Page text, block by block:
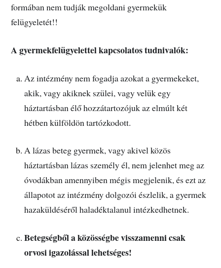
formában nem tudják megoldani gyermekük
felügyeletét!!
A gyermekfelügyelettel kapcsolatos tudnivalók:
Az intézmény nem fogadja azokat a gyermekeket,
akik, vagy akiknek szülei, vagy velük egy
háztartásban élő hozzátartozójuk az elmúlt két
hétben külföldön tartózkodott.
A lázas beteg gyermek, vagy akivel közös
háztartásban lázas személy él, nem jelenhet meg az
óvodákban amennyiben mégis megjelenik, és ezt az
állapotot az intézmény dolgozói észlelik, a gyermek
hazaküldéséről haladéktalanul intézkedhetnek.
Betegségből a közösségbe visszamenni csak
orvosi igazolással lehetséges!